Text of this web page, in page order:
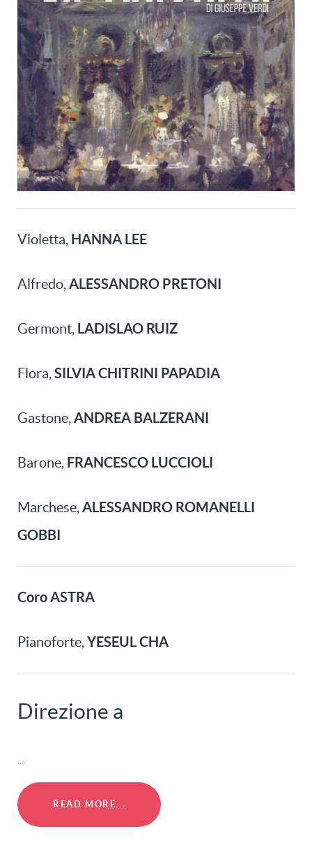
Violetta, HANNA LEE
Alfredo,ALESSANDRO PRETONI
Germont, LADISLAO RUIZ
Flora,SILVIA CHITRINI PAPADIA
Gastone,ANDREA BALZERANI
Barone, FRANCESCO LUCCIOLI
Marchese,ALESSANDRO ROMANELLI
GOBBI
Coro ASTRA
Pianoforte,YESEUL CHA
Direzione a
...
READ MORE...